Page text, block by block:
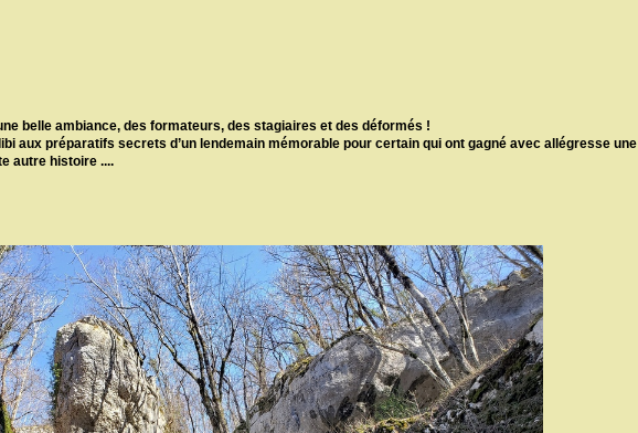
belle ambiance, des formateurs, des stagiaires et des déformés !
aux préparatifs secrets d’un lendemain mémorable pour certain qui ont gagné avec allégresse une
autre histoire ....